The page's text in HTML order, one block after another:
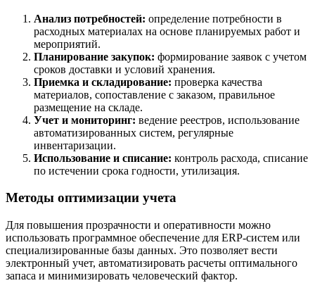
Анализ потребностей: определение потребности в
расходных материалах на основе планируемых работ и
мероприятий.
Планирование закупок: формирование заявок с учетом
сроков доставки и условий хранения.
Приемка и складирование: проверка качества
материалов, сопоставление с заказом, правильное
размещение на складе.
Учет и мониторинг: ведение реестров, использование
автоматизированных систем, регулярные
инвентаризации.
Использование и списание: контроль расхода, списание
по истечении срока годности, утилизация.
Методы оптимизации учета
Для повышения прозрачности и оперативности можно
использовать программное обеспечение для ERP-систем или
специализированные базы данных. Это позволяет вести
электронный учет, автоматизировать расчеты оптимального
запаса и минимизировать человеческий фактор.